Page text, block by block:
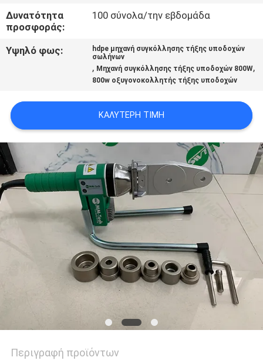
ΜΠΛΟΓΚ
ΖΗΤΉΣΤΕ
SITEMAP
PRIVACY
POLICY
Δυνατότητα
προσφοράς:
100 σύνολα/την εβδομάδα
Υψηλό φως:
hdpe μηχανή συγκόλλησης τήξης υποδοχών
σωλήνων
, Μηχανή συγκόλλησης τήξης υποδοχών 800W,
800w οξυγονοκολλητής τήξης υποδοχών
ΚΑΛΎΤΕΡΗ ΤΙΜΉ
Περιγραφή προϊόντων